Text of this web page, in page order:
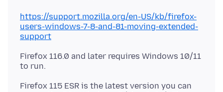
https://support.mozilla.org/en-US/kb/firefox-
users-windows-7-8-and-81-moving-extended-
support
Firefox 116.0 and later requires Windows 10/11
Firefox 115 ESR is the latest version you can